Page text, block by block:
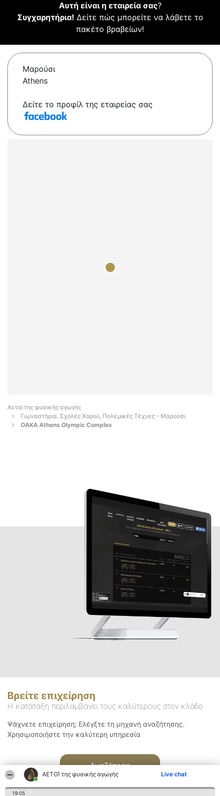
ΑΕΤΟΊ της φυσικής αγωγής Live chat
19:05
Αυτή είναι η εταιρεία σας?
Συγχαρητήρια! Δείτε πώς μπορείτε να λάβετε το
πακέτο βραβείων!
Μαρούσι
Athens
Δείτε το προφίλ της εταιρείας σας
Αετοί της φυσικής αγωγής
Γυμναστήρια, Σχολές Χορού, Πολεμικές Τέχνες - Μαρούσι
OAKA Athens Olympic Complex
Βρείτε επιχείρηση
Η κατάταξη περιλαμβάνει τους καλύτερους στον κλάδο
Ψάχνετε επιχείρηση; Ελέγξτε τη μηχανή αναζήτησης.
Χρησιμοποιήστε την καλύτερη υπηρεσία
Αναζήτηση